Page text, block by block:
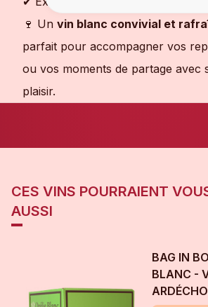
🍷 Un vin blanc convivial et
parfait pour accompagner vos
ou vos moments de partage avec
plaisir.
CES VINS POURRAIENT
AUSSI
BAG IN
BLANC -